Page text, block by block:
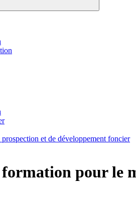
et de développement foncier
pour le